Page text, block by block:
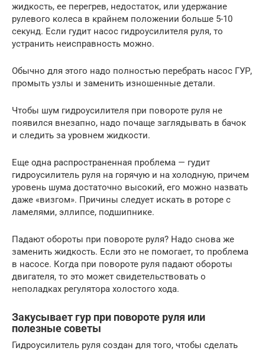
жидкость, ее перегрев, недостаток, или удержание
рулевого колеса в крайнем положении больше 5-10
секунд. Если гудит насос гидроусилителя руля, то
устранить неисправность можно.
Обычно для этого надо полностью перебрать насос ГУР,
промыть узлы и заменить изношенные детали.
Чтобы шум гидроусилителя при повороте руля не
появился внезапно, надо почаще заглядывать в бачок
и следить за уровнем жидкости.
Еще одна распространенная проблема — гудит
гидроусилитель руля на горячую и на холодную, причем
уровень шума достаточно высокий, его можно назвать
даже «визгом». Причины следует искать в роторе с
ламелями, эллипсе, подшипнике.
Падают обороты при повороте руля? Надо снова же
заменить жидкость. Если это не помогает, то проблема
в насосе. Когда при повороте руля падают обороты
двигателя, то это может свидетельствовать о
неполадках регулятора холостого хода.
Закусывает гур при повороте руля или
полезные советы
Гидроусилитель руля создан для того, чтобы сделать